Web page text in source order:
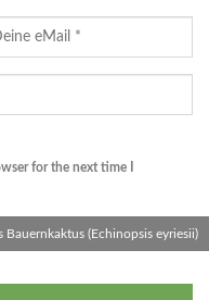
(Echinopsis eyriesii)
for the next time I